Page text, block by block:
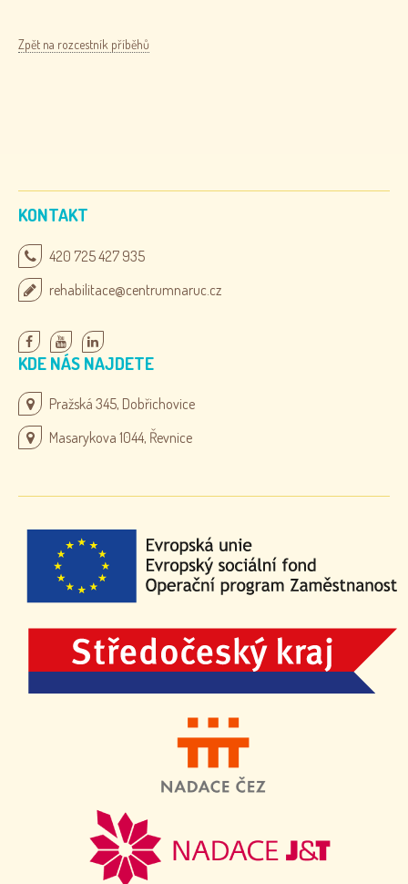
Zpět na rozcestník příběhů
KONTAKT
420 725 427 935
rehabilitace@centrumnaruc.cz
KDE NÁS NAJDETE
Pražská 345, Dobřichovice
Masarykova 1044, Řevnice